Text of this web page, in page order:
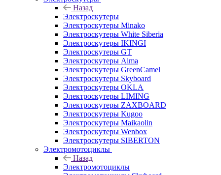
Назад
Электроскутеры
Электроскутеры Minako
Электроскутеры White Siberia
Электроскутеры IKINGI
Электроскутеры GT
Электроскутеры Aima
Электроскутеры GreenCamel
Электроскутеры Skyboard
Электроскутеры OKLA
Электроскутеры LIMING
Электроскутеры ZAXBOARD
Электроскутеры Kugoo
Электроскутеры Maikaolin
Электроскутеры Wenbox
Электроскутеры SIBERTON
Электромотоциклы
Назад
Электромотоциклы